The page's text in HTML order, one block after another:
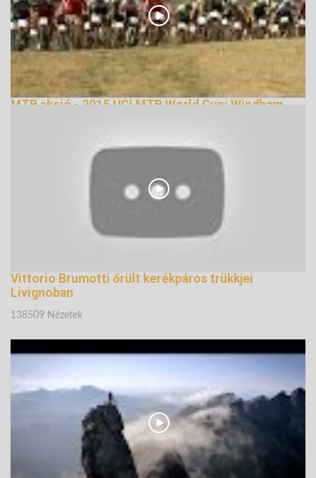
MTB akció - 2015 UCI MTB World Cup: Windham
Vittorio Brumotti őrült kerékpáros trükkjei
Livignoban
138509 Nézetek